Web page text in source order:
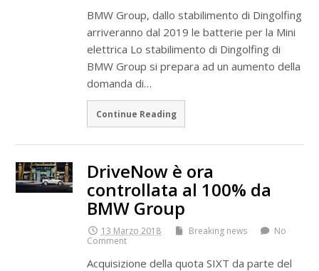
BMW Group, dallo stabilimento di Dingolfing
arriveranno dal 2019 le batterie per la Mini
elettrica Lo stabilimento di Dingolfing di
BMW Group si prepara ad un aumento della
domanda di…
Continue Reading
DriveNow è ora
controllata al 100% da
BMW Group
13 Marzo 2018 Breaking news
No
Comment
Acquisizione della quota SIXT da parte del